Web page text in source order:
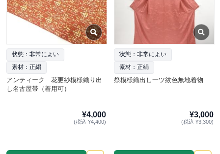
状態：非常によい
素材：正絹
アンティーク 花更紗模様織り出
し名古屋帯（着用可）
¥4,000
(税込 ¥4,400)
状態：非常によい
素材：正絹
祭模様織出し一ツ紋色無地着物
¥3,000
(税込 ¥3,300)